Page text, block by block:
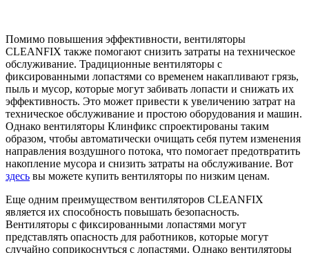
Помимо повышения эффективности, вентиляторы
CLEANFIX также помогают снизить затраты на техническое
обслуживание. Традиционные вентиляторы с
фиксированными лопастями со временем накапливают грязь,
пыль и мусор, которые могут забивать лопасти и снижать их
эффективность. Это может привести к увеличению затрат на
техническое обслуживание и простою оборудования и машин.
Однако вентиляторы Клинфикс спроектированы таким
образом, чтобы автоматически очищать себя путем изменения
направления воздушного потока, что помогает предотвратить
накопление мусора и снизить затраты на обслуживание. Вот
здесь вы можете купить вентиляторы по низким ценам.
Еще одним преимуществом вентиляторов CLEANFIX
является их способность повышать безопасность.
Вентиляторы с фиксированными лопастями могут
представлять опасность для работников, которые могут
случайно соприкоснуться с лопастями. Однако вентиляторы